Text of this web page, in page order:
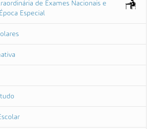
de Exames Nacionais e
Especial